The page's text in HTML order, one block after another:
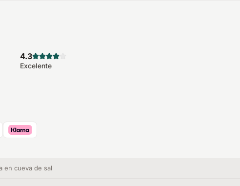
4.3
Excelente
en cueva de sal